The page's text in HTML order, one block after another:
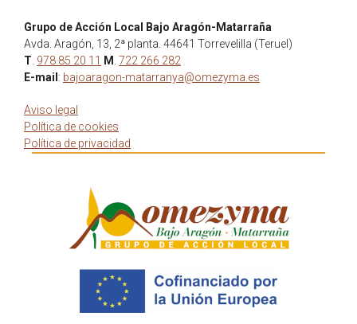
Grupo de Acción Local Bajo Aragón-Matarraña
Avda. Aragón, 13, 2ª planta. 44641 Torrevelilla (Teruel)
T 978 85 20 11 M 722 266 282
E-mail: bajoaragon-matarranya@omezyma.es
Aviso legal
Política de cookies
Política de privacidad